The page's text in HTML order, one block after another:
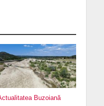
Buzoiană